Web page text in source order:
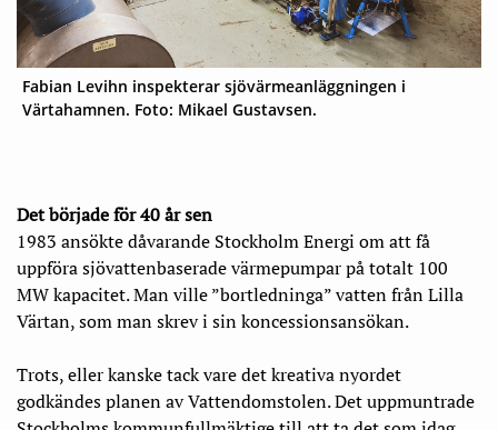
Fabian Levihn inspekterar sjövärmeanläggningen i
Värtahamnen. Foto: Mikael Gustavsen.
Det började för 40 år sen
1983 ansökte dåvarande Stockholm Energi om att få
uppföra sjövattenbaserade värmepumpar på totalt 100
MW kapacitet. Man ville ”bortledninga” vatten från Lilla
Värtan, som man skrev i sin koncessionsansökan.
Trots, eller kanske tack vare det kreativa nyordet
godkändes planen av Vattendomstolen. Det uppmuntrade